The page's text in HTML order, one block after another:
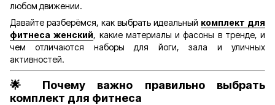
любом движении.
Давайте разберёмся, как выбрать идеальный комплект для
фитнеса женский, какие материалы и фасоны в тренде, и
чем отличаются наборы для йоги, зала и уличных
активностей.
🌟 Почему важно правильно выбрать
комплект для фитнеса